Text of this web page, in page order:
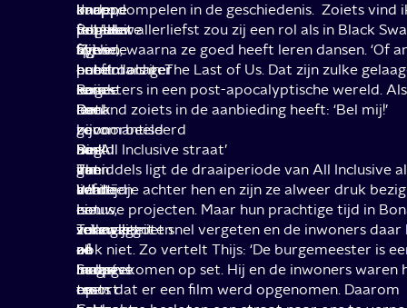
Jacco,
moeder
Sylvie,
puberdochter
Lois
en
zoon
Bink
dat
naar
een
zonovergoten
all
Inclusive
resort
knappe
felblauw
ogende
hotelmanager
Rogee.
Dat
ze
nog
geen
achttien
is
verzwijgt
ze
maar
even.
in
populaire
films
en
series.
Denk
bijvoorbeeld
aan
The
White
Lotus,
Triangle
of
Sadness
en
knappe
Rogee.
‘Zij
heeft
een
heel
geromantiseerd
beeld
van
liefde
en
seksualiteit
en
hoopt
op
onderdompelen in de geschiedenis. Zoiets vind
vet.’ Het allerliefst zou zij een rol als in Black
spelen, waarna ze goed heeft leren dansen. ‘Of
een rol als in The Last of Us. Dat zijn zulke
karakters in een post-apocalyptische wereld. Als
iemand zoiets in de aanbieding heeft: ‘Bel mij!’
De ‘All Inclusive straat’
Inmiddels ligt de draaiperiode van All Inclusive
een tijdje achter hen en zijn ze alweer druk
nieuwe projecten. Maar hun prachtige tijd in
zullen ze niet snel vergeten en de inwoners daar
ook niet. Zo vertelt Thijs: ‘De burgemeester is
langsgekomen op set. Hij en de inwoners waren
trots dat er een film werd opgenomen. Daarom